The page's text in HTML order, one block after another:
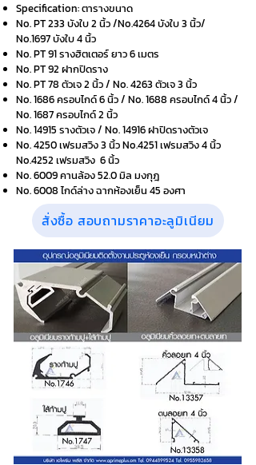
Specification: ตารางขนาด
No. PT 233 บังใบ 2 นิ้ว /No.4264 บังใบ 3 นิ้ว/
No.1697 บังใบ 4 นิ้ว
No. PT 91 รางฮิตเตอร์ ยาว 6 เมตร
No. PT 92 ฝากปิดราง
No. PT 78 ตัวเจ 2 นิ้ว / No. 4263 ตัวเจ 3 นิ้ว
No. 1686 ครอบไกด์ 6 นิ้ว / No. 1688 ครอบไกด์ 4 นิ้ว /
No. 1687 ครอบไกด์ 2 นิ้ว
No. 14915 รางตัวเจ / No. 14916 ฝาปิดรางตัวเจ
No. 4250 เฟรมสวิง 3 นิ้ว No.4251 เฟรมสวิง 4 นิ้ว
No.4252 เฟรมสวิง 6 นิ้ว
No. 6009 คานล้อง 52.0 มิล มงกุฎ
No. 6008 ไกด์ล่าง ฉากห้องเย็น 45 องศา
สั่งซื้อ สอบถามราคาอะลูมิเนียม